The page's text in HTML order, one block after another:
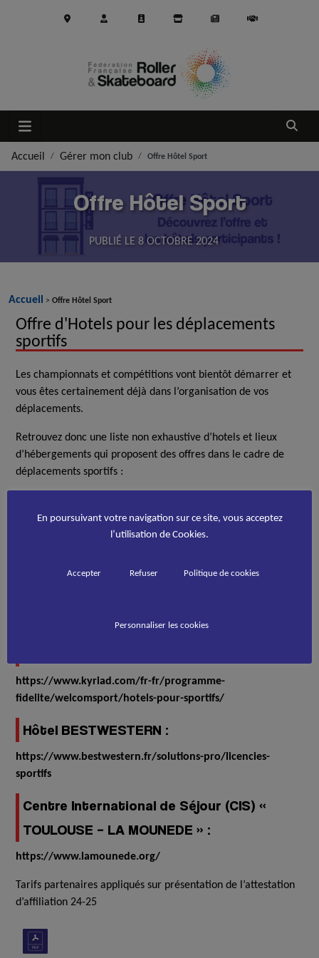
Ouvrir
Accueil Gérer mon club Offre Hôtel Sport
Offre Hôtel Sport
PUBLIÉ LE 8 OCTOBRE 2024
Accueil > Offre Hôtel Sport
Offre d'Hotels pour les déplacements
sportifs
Les championnats et compétitions vont bientôt démarrer et
vous êtes certainement déjà dans l’organisation de vos
déplacements.
Retrouvez donc une liste non exhaustive d’hotels et lieux
d’hébergements qui proposent des offres dans le cadre de
déplacements sportifs :
https://ibis.accor.com/promotions-offers/special-
Hôtel CAMPANILE
fidelite/welcomsport/hotels-pour-sportifs/
https://www.kyriad.com/fr-fr/programme-
fidelite/welcomsport/hotels-pour-sportifs/
Hôtel BESTWESTERN :
https://www.bestwestern.fr/solutions-pro/licencies-
sportifs
Centre International de Séjour (CIS) «
TOULOUSE – LA MOUNEDE » :
https://www.lamounede.org/
Tarifs partenaires appliqués sur présentation de l’attestation
d’affiliation 24-25
En poursuivant votre navigation sur ce site, vous acceptez
l’utilisation de Cookies.
Accepter Refuser Politique de cookies
Personnaliser les cookies